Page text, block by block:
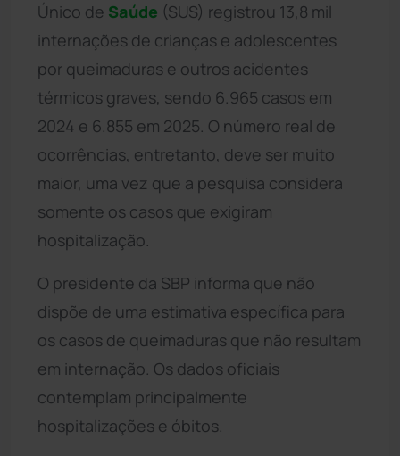
Único de Saúde (SUS) registrou 13,8 mil
internações de crianças e adolescentes
por queimaduras e outros acidentes
térmicos graves, sendo 6.965 casos em
2024 e 6.855 em 2025. O número real de
ocorrências, entretanto, deve ser muito
maior, uma vez que a pesquisa considera
somente os casos que exigiram
hospitalização.
O presidente da SBP informa que não
dispõe de uma estimativa específica para
os casos de queimaduras que não resultam
em internação. Os dados oficiais
contemplam principalmente
hospitalizações e óbitos.